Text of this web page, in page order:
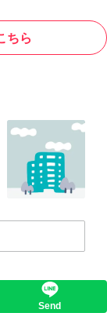
ちら
Send